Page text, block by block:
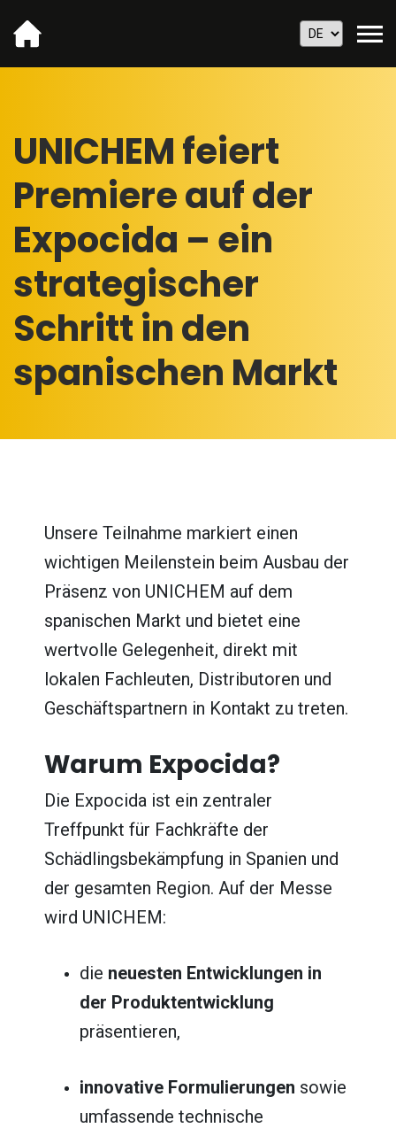
UNICHEM feiert
Premiere auf der
Expocida – ein
strategischer
Schritt in den
spanischen Markt
Unsere Teilnahme markiert einen
wichtigen Meilenstein beim Ausbau der
Präsenz von UNICHEM auf dem
spanischen Markt und bietet eine
wertvolle Gelegenheit, direkt mit
lokalen Fachleuten, Distributoren und
Geschäftspartnern in Kontakt zu treten.
Warum Expocida?
Die Expocida ist ein zentraler
Treffpunkt für Fachkräfte der
Schädlingsbekämpfung in Spanien und
der gesamten Region. Auf der Messe
wird UNICHEM:
die neuesten Entwicklungen in
der Produktentwicklung
präsentieren,
innovative Formulierungen sowie
umfassende technische